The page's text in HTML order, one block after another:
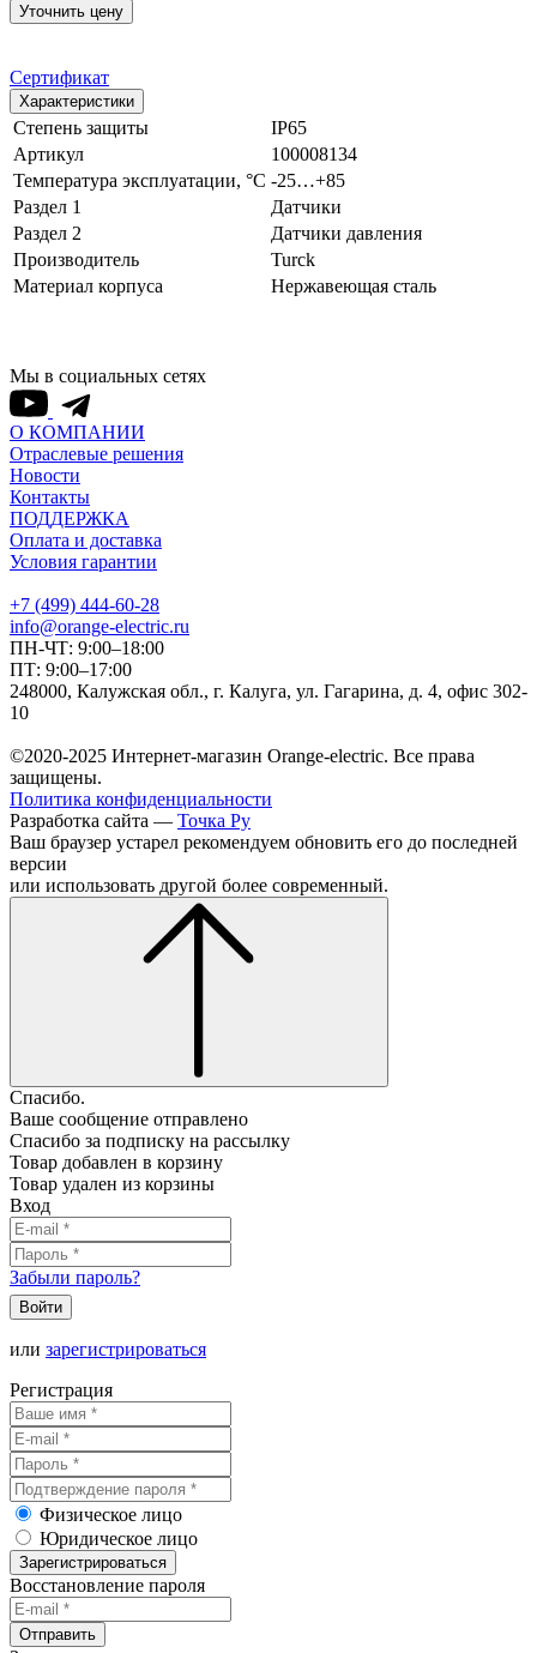
Уточнить цену
Сертификат
Характеристики
Степень защиты
IP65
Артикул
100008134
Температура эксплуатации, °С -25…+85
Раздел 1
Датчики
Раздел 2
Датчики давления
Производитель
Turck
Материал корпуса
Нержавеющая сталь
Мы в социальных сетях
О КОМПАНИИ
Отраслевые решения
Новости
Контакты
ПОДДЕРЖКА
Оплата и доставка
Условия гарантии
+7 (499) 444-60-28
info@orange-electric.ru
ПН-ЧТ: 9:00–18:00
ПТ: 9:00–17:00
248000, Калужская обл., г. Калуга, ул. Гагарина, д. 4, офис 302-
10
©2020-2025 Интернет-магазин Orange-electric. Все права
защищены.
Политика конфиденциальности
Разработка сайта — Точка Ру
Ваш браузер устарел рекомендуем обновить его до последней
версии
или использовать другой более современный.
Спасибо.
Ваше сообщение отправлено
Спасибо за подписку на рассылку
Товар добавлен в корзину
Товар удален из корзины
Вход
Забыли пароль?
Войти
или зарегистрироваться
Регистрация
Физическое лицо
Юридическое лицо
Зарегистрироваться
Восстановление пароля
Отправить